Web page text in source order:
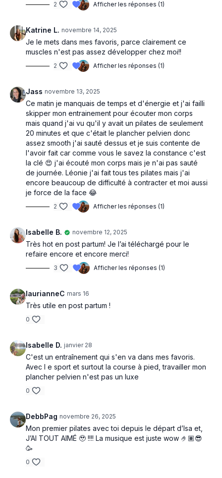
2 Afficher les réponses (1)
Katrine L. novembre 14, 2025
Je le mets dans mes favoris, parce clairement ce
muscles n'est pas assez développer chez moi!!
2 Afficher les réponses (1)
Jass novembre 13, 2025
Ce matin je manquais de temps et d'énergie et j'ai failli
skipper mon entrainement pour écouter mon corps
mais quand j'ai vu qu'il y avait un pilates de seulement
20 minutes et que c'était le plancher pelvien donc
assez smooth j'ai sauté dessus et je suis contente de
l'avoir fait car comme vous le savez la constance c'est
la clé 😍 j'ai écouté mon corps mais je n'ai pas sauté
de journée. Léonie j'ai fait tous tes pilates mais j'ai
encore beaucoup de difficulté à contracter et moi aussi
je force de la face 😂
2 Afficher les réponses (1)
Isabelle B. novembre 12, 2025
Très hot en post partum! Je l’ai téléchargé pour le
refaire encore et encore merci!
3 Afficher les réponses (1)
laurianneC mars 16
Très utile en post partum !
0
Isabelle D. janvier 28
C'est un entraînement qui s'en va dans mes favoris.
Avec l e sport et surtout la course à pied, travailler mon
plancher pelvien n'est pas un luxe
0
DebbPag novembre 26, 2025
Mon premier pilates avec toi depuis le départ d’Isa et,
J’AI TOUT AIMÉ 🥹 !!!! La musique est juste wow 🤌🏽😎
🥳
0